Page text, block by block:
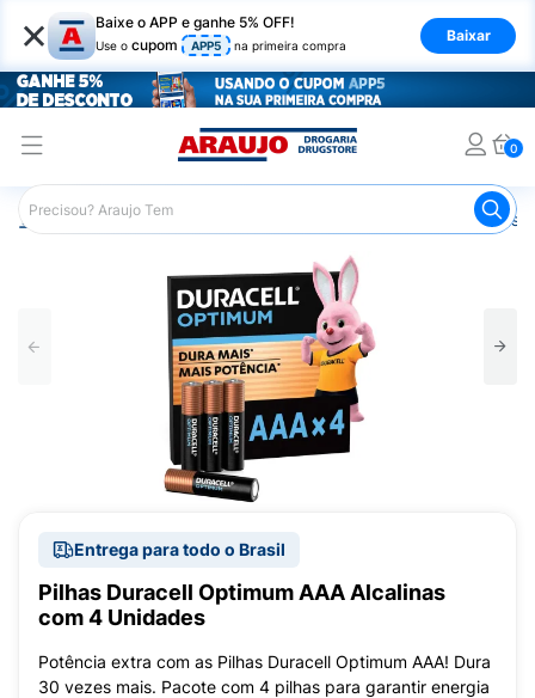
× Baixe o APP e ganhe 5% OFF!
Use o cupom APP5 na primeira compra
Baixar
0
Araujo Mercado Pilhas e Baterias
Entrega para todo o Brasil
Pilhas Duracell Optimum AAA Alcalinas
com 4 Unidades
Potência extra com as Pilhas Duracell Optimum AAA! Dura
30 vezes mais. Pacote com 4 pilhas para garantir energia